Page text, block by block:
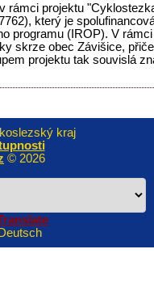
rámci projektu
který je
programu (IROP). V
skrze obec Závišice,
projektu tak souvislá
kraj
© 2026